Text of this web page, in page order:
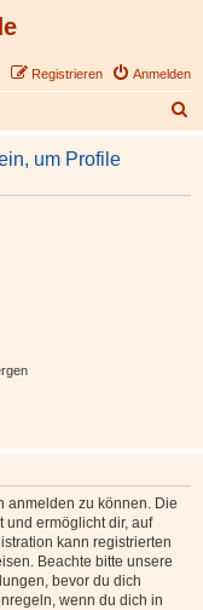
Anmelden
Registrieren
u
h
um Profile
anmelden zu können. Die
und ermöglicht dir, auf
kann registrierten
Beachte bitte unsere
bevor du dich
wenn du dich in